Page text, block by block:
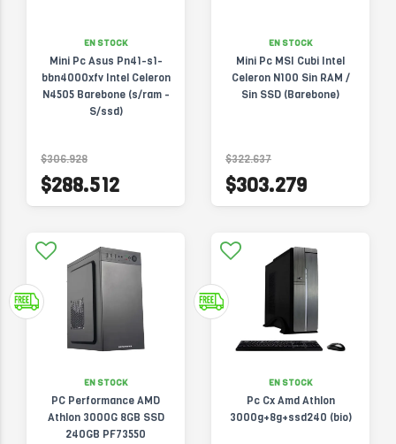
EN STOCK
Mini Pc Asus Pn41-s1-
bbn4000xfv Intel Celeron
N4505 Barebone (s/ram -
S/ssd)
$306.928
$288.512
EN STOCK
Mini Pc MSI Cubi Intel
Celeron N100 Sin RAM /
Sin SSD (Barebone)
$322.637
$303.279
EN STOCK
PC Performance AMD
Athlon 3000G 8GB SSD
240GB PF73550
EN STOCK
Pc Cx Amd Athlon
3000g+8g+ssd240 (bio)